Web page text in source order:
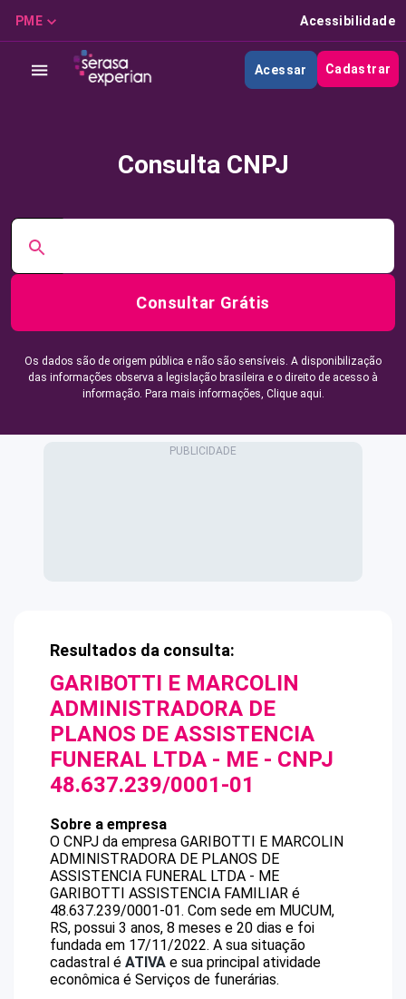
PME Acessibilidade
Acessar Cadastrar
Consulta CNPJ
Consultar Grátis
Os dados são de origem pública e não são sensíveis. A disponibilização
das informações observa a legislação brasileira e o direito de acesso à
informação. Para mais informações, Clique aqui.
Resultados da consulta:
GARIBOTTI E MARCOLIN
ADMINISTRADORA DE
PLANOS DE ASSISTENCIA
FUNERAL LTDA - ME - CNPJ
48.637.239/0001-01
Sobre a empresa
O CNPJ da empresa GARIBOTTI E MARCOLIN
ADMINISTRADORA DE PLANOS DE
ASSISTENCIA FUNERAL LTDA - ME
GARIBOTTI ASSISTENCIA FAMILIAR é
48.637.239/0001-01. Com sede em MUCUM,
RS, possui 3 anos, 8 meses e 20 dias e foi
fundada em 17/11/2022. A sua situação
cadastral é ATIVA e sua principal atividade
econômica é Serviços de funerárias.